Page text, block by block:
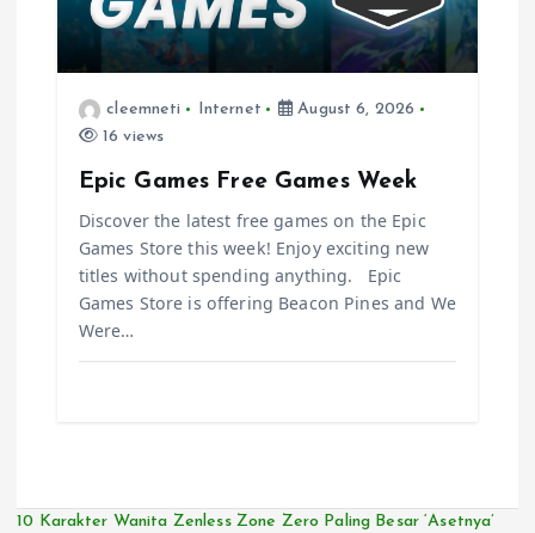
cleemneti Internet
August 6, 2026
16 views
Epic Games Free Games Week
Discover the latest free games on the Epic
Games Store this week! Enjoy exciting new
titles without spending anything. Epic
Games Store is offering Beacon Pines and We
Were…
10 Karakter Wanita Zenless Zone Zero Paling Besar ‘Asetnya’